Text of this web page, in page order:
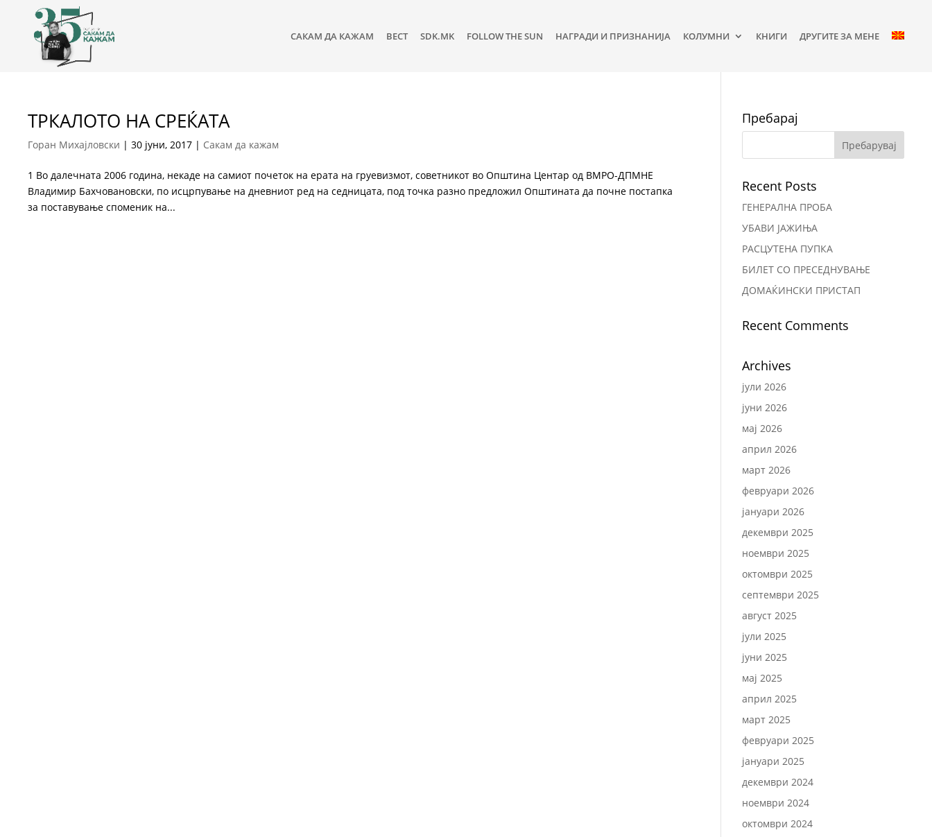
САКАМ ДА КАЖАМ ВЕСТ SDK.MK FOLLOW THE SUN НАГРАДИ И ПРИЗНАНИЈА КОЛУМНИ КНИГИ ДРУГИТЕ ЗА МЕНЕ
ТРКАЛОТО НА СРЕЌАТА
Горан Михајловски |30 јуни, 2017 | Сакам да кажам
1 Во далечната 2006 година, некаде на самиот почеток на ерата на груевизмот, советникот во Општина Центар од ВМРО-ДПМНЕ
Владимир Бахчовановски, по исцрпување на дневниот ред на седницата, под точка разно предложил Општината да почне постапка
за поставување споменик на...
Пребарај
Recent Posts
ГЕНЕРАЛНА ПРОБА
УБАВИ ЈАЖИЊА
РАСЦУТЕНА ПУПКА
БИЛЕТ СО ПРЕСЕДНУВАЊЕ
ДОМАЌИНСКИ ПРИСТАП
Recent Comments
Archives
јули 2026
јуни 2026
мај 2026
април 2026
март 2026
февруари 2026
јануари 2026
декември 2025
ноември 2025
октомври 2025
септември 2025
август 2025
јули 2025
јуни 2025
мај 2025
април 2025
март 2025
февруари 2025
јануари 2025
декември 2024
ноември 2024
октомври 2024